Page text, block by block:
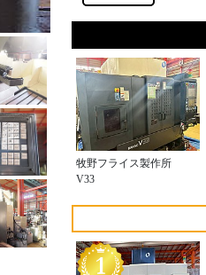
牧野フライス製作所
V33